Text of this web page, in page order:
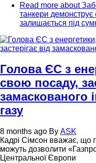
Read more about
танкери демонструє
залишається під
Голова ЄС з
свою посаду,
замаскованого
газу
8 months ago By ASK
Кадрі Сімсон вважає, що
можуть дозволити
Центральної Європи